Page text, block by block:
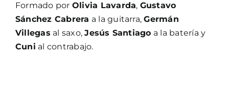
Formado por Olivia Lavarda, Gustavo
Sánchez Cabrera a la guitarra,Germán
Villegas al saxo,Jesús Santiago a la batería y
Cuni al contrabajo.